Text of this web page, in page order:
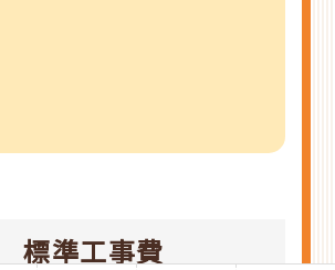
標準工事費